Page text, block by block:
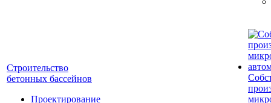
Строительство
бетонных бассейнов
Проектирование